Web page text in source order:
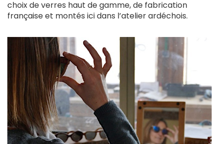
choix de verres haut de gamme, de fabrication
française et montés ici dans l’atelier ardéchois.